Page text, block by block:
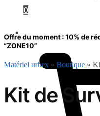
0.00
0
Offre du moment : 10% de
“ZONE10”
Matériel urbex » Boutique »
Kit de